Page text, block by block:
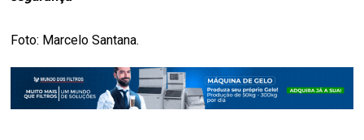
Foto: Marcelo Santana.